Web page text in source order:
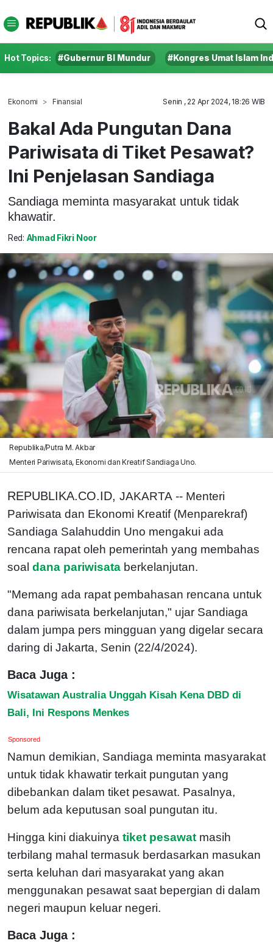
Hot Topics: #Gubernur BI Mundur #Kongres Umat Islam
Ekonomi Finansial Senin , 22 Apr 2024, 18:26 WIB
Bakal Ada Pungutan Dana
Pariwisata di Tiket Pesawat?
Ini Penjelasan Sandiaga
Sandiaga meminta masyarakat untuk tidak
khawatir.
Red: Ahmad Fikri Noor
Republika/Putra M. Akbar
Menteri Pariwisata, Ekonomi dan Kreatif Sandiaga Uno.
REPUBLIKA.CO.ID, JAKARTA -- Menteri
Pariwisata dan Ekonomi Kreatif (Menparekraf)
Sandiaga Salahuddin Uno mengakui ada
rencana rapat oleh pemerintah yang membahas
soal dana pariwisata berkelanjutan.
"Memang ada rapat pembahasan rencana untuk
dana pariwisata berkelanjutan," ujar Sandiaga
dalam jumpa pers mingguan yang digelar secara
daring di Jakarta, Senin (22/4/2024).
Baca Juga :
Wisatawan Australia Unggah Kisah Kena DBD di
Bali, Ini Respons Menkes
Sponsored
Namun demikian, Sandiaga meminta masyarakat
untuk tidak khawatir terkait pungutan yang
dibebankan dalam tiket pesawat. Pasalnya,
belum ada keputusan soal pungutan itu.
Hingga kini diakuinya tiket pesawat masih
terbilang mahal termasuk berdasarkan masukan
serta keluhan dari masyarakat yang akan
menggunakan pesawat saat bepergian di dalam
negeri maupun keluar negeri.
Baca Juga :